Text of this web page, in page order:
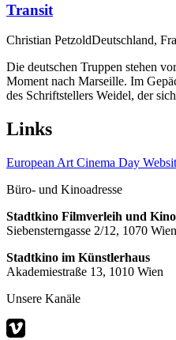
Transit
Christian PetzoldDeutschland,
Die deutschen Truppen stehen
Moment nach Marseille. Im
des Schriftstellers Weidel, der
Links
European Art Cinema Day
Büro- und Kinoadresse
Stadtkino Filmverleih und
Siebensterngasse 2/12, 1070 Wien
Stadtkino im Künstlerhaus
Akademiestraße 13, 1010 Wien
Unsere Kanäle